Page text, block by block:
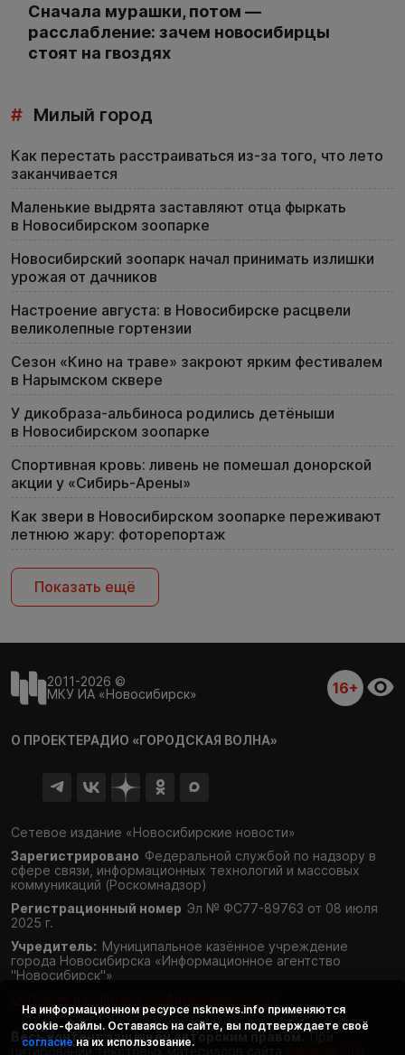
Сначала мурашки, потом —
расслабление: зачем новосибирцы
стоят на гвоздях
# Милый город
Как перестать расстраиваться из-за того, что лето
заканчивается
Маленькие выдрята заставляют отца фыркать
в Новосибирском зоопарке
Новосибирский зоопарк начал принимать излишки
урожая от дачников
Настроение августа: в Новосибирске расцвели
великолепные гортензии
Сезон «Кино на траве» закроют ярким фестивалем
в Нарымском сквере
У дикобраза-альбиноса родились детёныши
в Новосибирском зоопарке
Спортивная кровь: ливень не помешал донорской
акции у «Сибирь-Арены»
Как звери в Новосибирском зоопарке переживают
летнюю жару: фоторепортаж
Показать ещё
2011-2026 ©
МКУ ИА «Новосибирск»
16+
О ПРОЕКТЕРАДИО «ГОРОДСКАЯ ВОЛНА»
Сетевое издание «Новосибирские новости»
Зарегистрировано Федеральной службой по надзору в
сфере связи, информационных технологий и массовых
коммуникаций (Роскомнадзор)
Регистрационный номер Эл № ФС77-89763 от 08 июля
2025 г.
Учредитель: Муниципальное казённое учреждение
города Новосибирска «Информационное агентство
"Новосибирск"»
Весь контент защищён авторским правом. При
цитировании текстовых материалов сайта
На информационном ресурсе nsknews.info применяются
cookie-файлы. Оставаясь на сайте, вы подтверждаете своё
согласие на их использование.